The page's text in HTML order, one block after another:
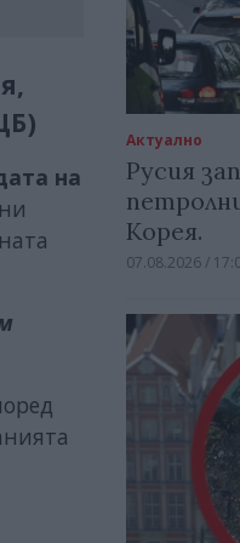
на
Актуално
Русия
Корея.
07.08.2026 /